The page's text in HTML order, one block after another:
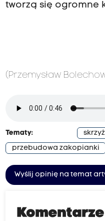
tworzą się ogromne
(Przemysław
Tematy:
przebudowa zakopianki
Wyślij opinię na temat